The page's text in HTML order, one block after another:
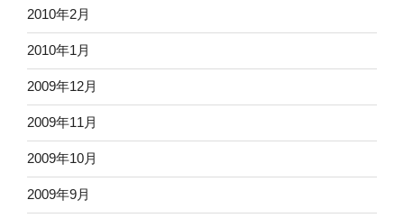
2010年2月
2010年1月
2009年12月
2009年11月
2009年10月
2009年9月